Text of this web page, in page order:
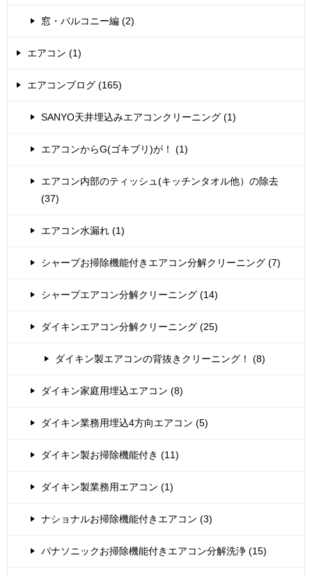
窓・バルコニー編 (2)
エアコン (1)
エアコンブログ (165)
SANYO天井埋込みエアコンクリーニング (1)
エアコンからG(ゴキブリ)が！ (1)
エアコン内部のティッシュ(キッチンタオル他）の除去
(37)
エアコン水漏れ (1)
シャープお掃除機能付きエアコン分解クリーニング (7)
シャープエアコン分解クリーニング (14)
ダイキンエアコン分解クリーニング (25)
ダイキン製エアコンの背抜きクリーニング！ (8)
ダイキン家庭用埋込エアコン (8)
ダイキン業務用埋込4方向エアコン (5)
ダイキン製お掃除機能付き (11)
ダイキン製業務用エアコン (1)
ナショナルお掃除機能付きエアコン (3)
パナソニックお掃除機能付きエアコン分解洗浄 (15)